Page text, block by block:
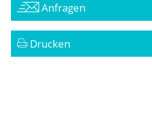
Anfragen
Drucken